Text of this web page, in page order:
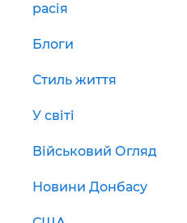
расія
Блоги
Стиль життя
У світі
Військовий Огляд
Новини Донбасу